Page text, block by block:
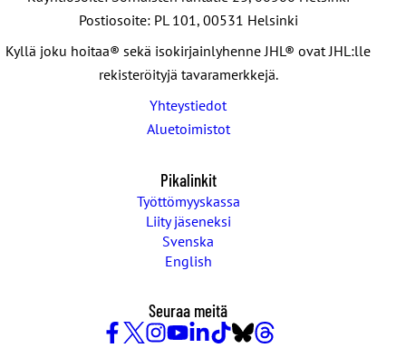
Postiosoite: PL 101, 00531 Helsinki
Kyllä joku hoitaa® sekä isokirjainlyhenne JHL® ovat JHL:lle
rekisteröityjä tavaramerkkejä.
Yhteystiedot
Aluetoimistot
Pikalinkit
Työttömyyskassa
Liity jäseneksi
Svenska
English
Seuraa meitä